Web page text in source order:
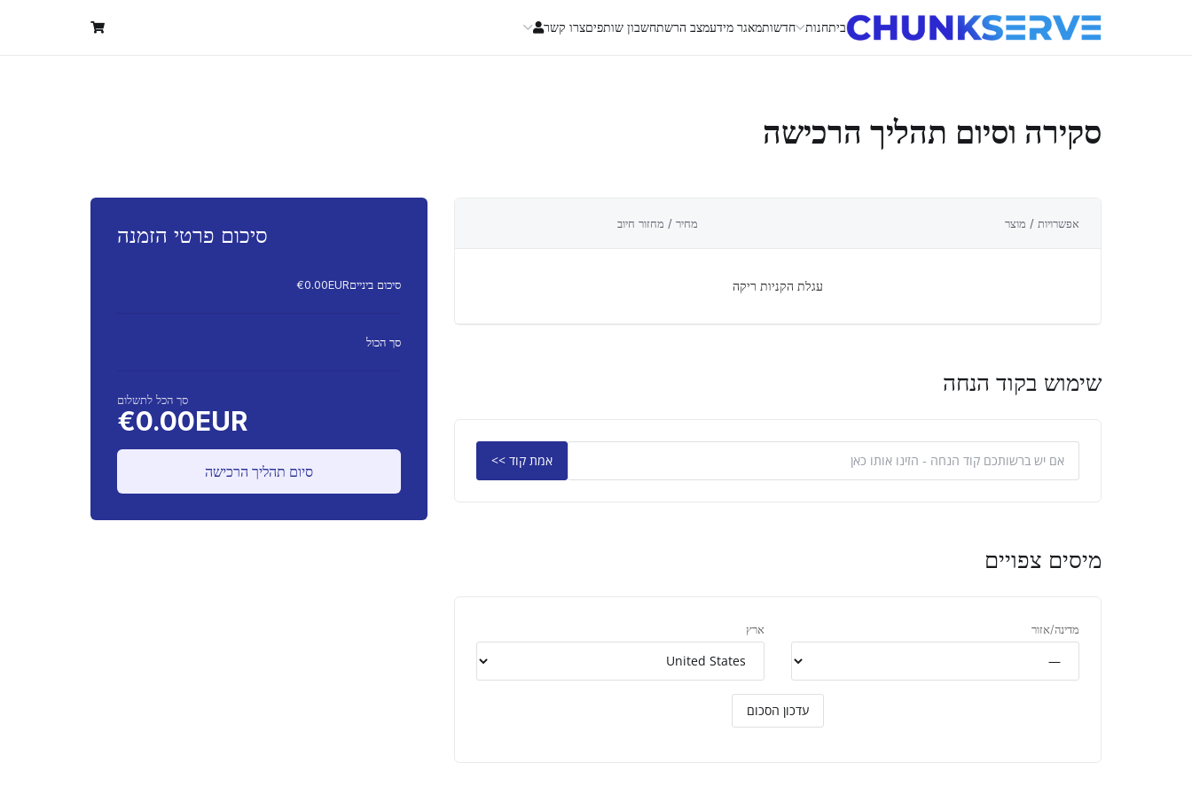
ביתחנות חדשותמאגר מידעמצב הרשתחשבון שותפיםצרו קשר
סקירה וסיום תהליך הרכישה
אפשרויות / מוצר מחיר / מחזור חיוב
עגלת הקניות ריקה
שימוש בקוד הנחה
אמת קוד >>
מיסים צפויים
מדינה/אזור ארץ
עדכון הסכום
סיכום פרטי הזמנה
סיכום ביניים€0.00EUR
סך הכול
€0.00EUR
סך הכל לתשלום
סיום תהליך הרכישה